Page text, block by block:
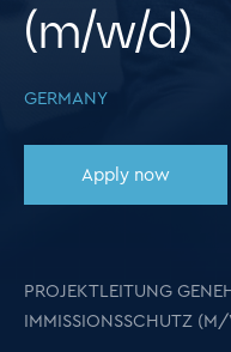
(m/w/d)
GERMANY
Apply now
PROJEKTLEITUNG
IMMISSIONSSCHUTZ